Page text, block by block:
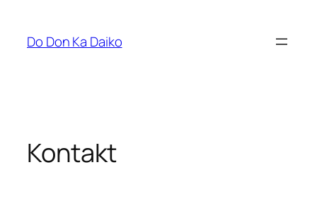
springen
Do Don Ka Daiko
Kontakt